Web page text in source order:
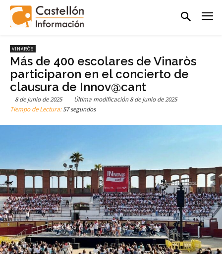
VINARÒS
Más de 400 escolares de Vinaròs
participaron en el concierto de
clausura de Innov@cant
8 de junio de 2025 Última modificación 8 de junio de 2025
Tiempo de Lectura:57 segundos